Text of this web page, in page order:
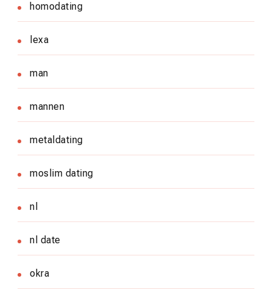
homodating
lexa
man
mannen
metaldating
moslim dating
nl
nl date
okra